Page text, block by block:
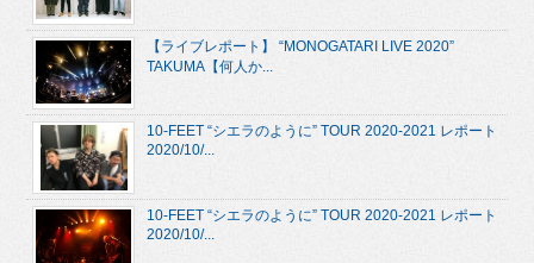
【ライブレポート】 “MONOGATARI LIVE 2020”
TAKUMA【何人か...
10-FEET “シエラのように” TOUR 2020-2021 レポート
2020/10/...
10-FEET “シエラのように” TOUR 2020-2021 レポート
2020/10/...